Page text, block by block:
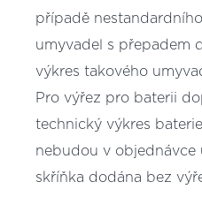
případě
umyvadel s přepadem
výkres takového
Pro výřez pro baterii
technický výkres
nebudou v objednávce
skříňka dodána bez